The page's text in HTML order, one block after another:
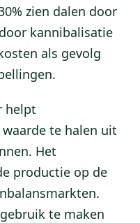
zien dalen door
kannibalisatie
als gevolg
helpt
te halen uit
Het
productie op de
te maken